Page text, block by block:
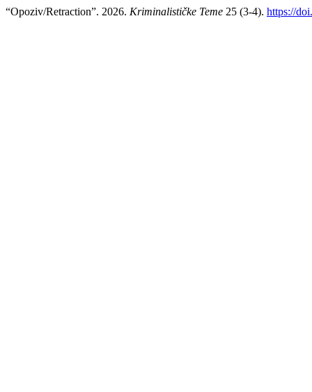
“Opoziv/Retraction”. 2026. Kriminalističke Teme 25 (3-4). https://